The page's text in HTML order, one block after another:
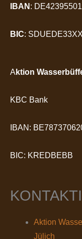
IBAN :
BIC:
A ktion
KBC Bank
IBAN:
BIC: KREDBEBB
Aktion
Jülich